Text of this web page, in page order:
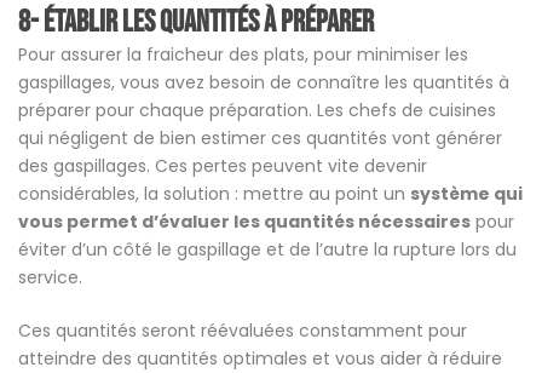
8- Établir les quantités à préparer
Pour assurer la fraicheur des plats, pour minimiser les
gaspillages, vous avez besoin de connaître les quantités à
préparer pour chaque préparation. Les chefs de cuisines
qui négligent de bien estimer ces quantités vont générer
des gaspillages. Ces pertes peuvent vite devenir
considérables, la solution : mettre au point un système qui
vous permet d’évaluer les quantités nécessaires pour
éviter d’un côté le gaspillage et de l’autre la rupture lors du
service.
Ces quantités seront réévaluées constamment pour
atteindre des quantités optimales et vous aider à réduire